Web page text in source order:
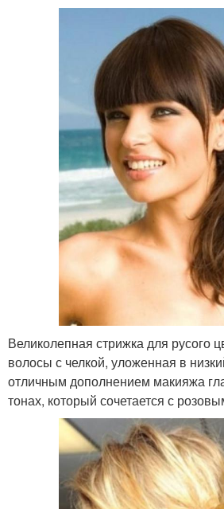
Великолепная стрижка для русого
волосы с челкой, уложенная в
отличным дополнением макияжа
тонах, который сочетается с